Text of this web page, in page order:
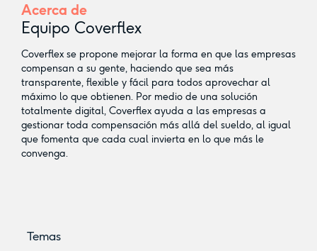
Acerca de
Equipo Coverflex
Coverflex se propone mejorar la forma en que las empresas
compensan a su gente, haciendo que sea más
transparente, flexible y fácil para todos aprovechar al
máximo lo que obtienen. Por medio de una solución
totalmente digital, Coverflex ayuda a las empresas a
gestionar toda compensación más allá del sueldo, al igual
que fomenta que cada cual invierta en lo que más le
convenga.
Temas